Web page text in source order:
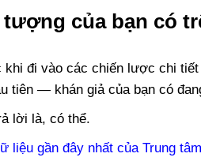
của bạn có
khi đi vào các chiến lược chi
tiên — khán giả của bạn có
lời là, có thể.
liệu gần đây nhất của Trung